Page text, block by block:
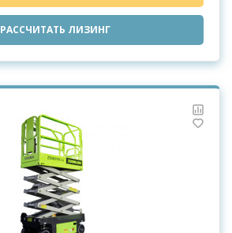
РАССЧИТАТЬ ЛИЗИНГ